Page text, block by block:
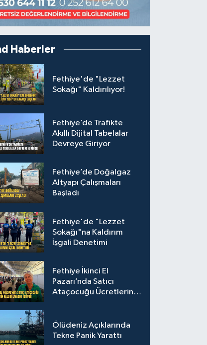
Haberler
Fethiye'de "Lezzet
Sokağı" Kaldırılıyor!
Fethiye’de Trafikte
Akıllı Dijital Tabelalar
Devreye Giriyor
Fethiye’de Doğalgaz
Altyapı Çalışmaları
Başladı
Fethiye'de "Lezzet
Sokağı"na Kaldırım
İşgali Denetimi
Fethiye İkinci El
Pazarı’nda Satıcı
Ataçocuğu Ücretlerin
Ölüdeniz Açıklarında
Tekne Panik Yarattı